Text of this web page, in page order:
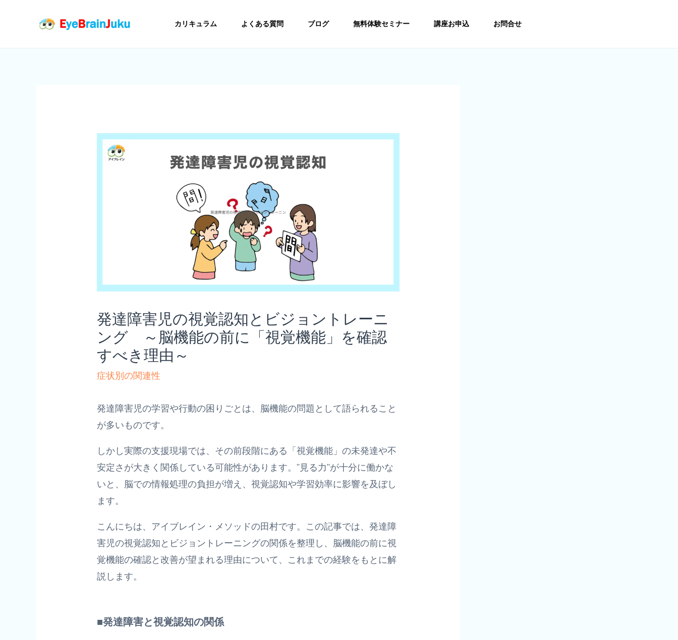
カリキュラム よくある質問 ブログ 無料体験セミナー 講座お申込 お問合せ
発達障害児の視覚認知とビジョントレーニ
ング ～脳機能の前に「視覚機能」を確認
すべき理由～
症状別の関連性
発達障害児の学習や行動の困りごとは、脳機能の問題として語られること
が多いものです。
しかし実際の支援現場では、その前段階にある「視覚機能」の未発達や不
安定さが大きく関係している可能性があります。”見る力”が十分に働かな
いと、脳での情報処理の負担が増え、視覚認知や学習効率に影響を及ぼし
ます。
こんにちは、アイブレイン・メソッドの田村です。この記事では、発達障
害児の視覚認知とビジョントレーニングの関係を整理し、脳機能の前に視
覚機能の確認と改善が望まれる理由について、これまでの経験をもとに解
説します。
■発達障害と視覚認知の関係